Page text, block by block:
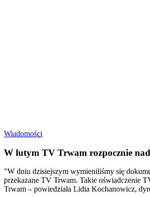
Wiadomości
W lutym TV Trwam rozpocznie
"W dniu dzisiejszym wymieniliśmy się
przekazane TV Trwam. Takie oświadczenie
Trwam – powiedziała Lidia Kochanowicz,